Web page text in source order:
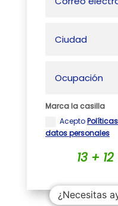
Marca la casilla
Acepto
datos personales
13 + 12
¿Necesitas